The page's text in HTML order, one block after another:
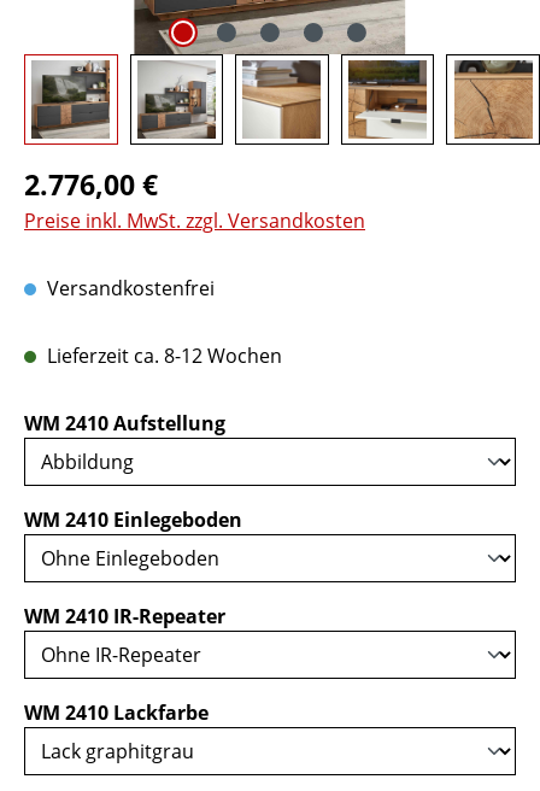
Regulärer Preis:
2.776,00 €
Preise inkl. MwSt. zzgl. Versandkosten
Versandkostenfrei
Lieferzeit ca. 8-12 Wochen
WM 2410 Aufstellungauswählen
WM 2410 Einlegeboden
WM 2410 IR-Repeaterauswählen
WM 2410 Lackfarbeauswählen